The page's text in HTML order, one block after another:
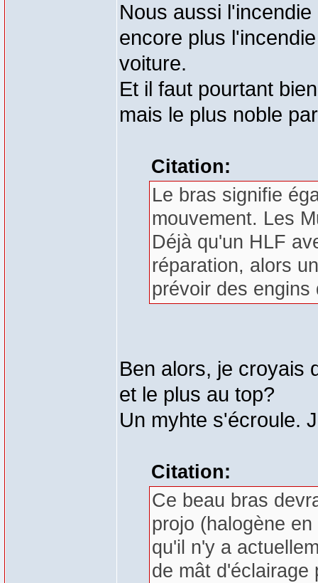
Nous aussi
encore plus
voiture.
Et il faut pourtant
mais le plus noble
Citation:
Le bras signifie
mouvement. Les
Déjà qu'un HLF
réparation, alors
prévoir des
Ben alors, je croyais
et le plus au top?
Un myhte s'écroule.
Citation:
Ce beau bras
projo (halogène
qu'il n'y a
de mât d'éclairage